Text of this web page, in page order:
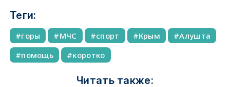
Теги:
горы МЧС спорт Крым
Алушта
помощь
коротко
Читать также: